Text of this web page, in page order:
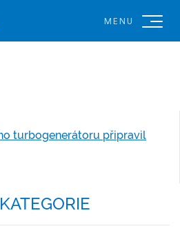
MENU
KATEGORIE